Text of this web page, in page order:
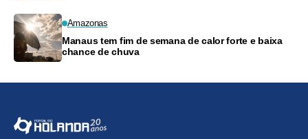
Amazonas
Manaus tem fim de semana de calor forte e baixa
chance de chuva